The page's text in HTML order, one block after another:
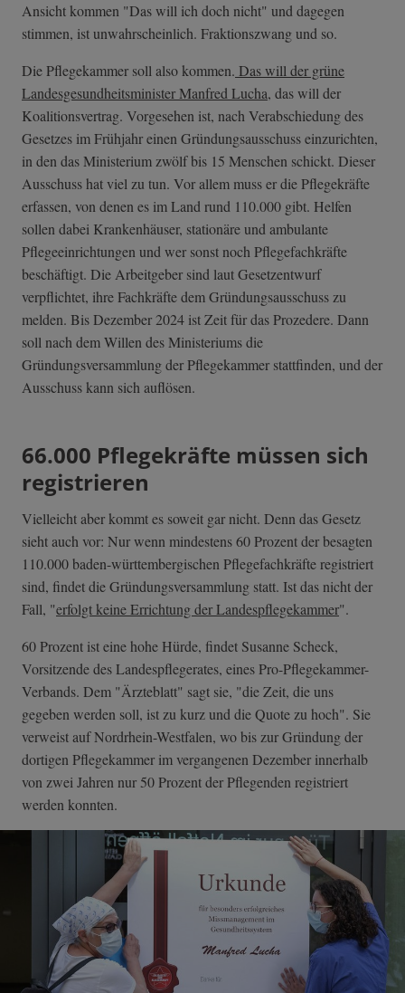
Ansicht kommen "Das will ich doch nicht" und dagegen
stimmen, ist unwahrscheinlich. Fraktionszwang und so.
Die Pflegekammer soll also kommen. Das will der grüne
Landesgesundheitsminister Manfred Lucha, das will der
Koalitionsvertrag. Vorgesehen ist, nach Verabschiedung des
Gesetzes im Frühjahr einen Gründungsausschuss einzurichten,
in den das Ministerium zwölf bis 15 Menschen schickt. Dieser
Ausschuss hat viel zu tun. Vor allem muss er die Pflegekräfte
erfassen, von denen es im Land rund 110.000 gibt. Helfen
sollen dabei Krankenhäuser, stationäre und ambulante
Pflegeeinrichtungen und wer sonst noch Pflegefachkräfte
beschäftigt. Die Arbeitgeber sind laut Gesetzentwurf
verpflichtet, ihre Fachkräfte dem Gründungsausschuss zu
melden. Bis Dezember 2024 ist Zeit für das Prozedere. Dann
soll nach dem Willen des Ministeriums die
Gründungsversammlung der Pflegekammer stattfinden, und der
Ausschuss kann sich auflösen.
66.000 Pflegekräfte müssen sich
registrieren
Vielleicht aber kommt es soweit gar nicht. Denn das Gesetz
sieht auch vor: Nur wenn mindestens 60 Prozent der besagten
110.000 baden-württembergischen Pflegefachkräfte registriert
sind, findet die Gründungsversammlung statt. Ist das nicht der
Fall, "erfolgt keine Errichtung der Landespflegekammer".
60 Prozent ist eine hohe Hürde, findet Susanne Scheck,
Vorsitzende des Landespflegerates, eines Pro-Pflegekammer-
Verbands. Dem "Ärzteblatt" sagt sie, "die Zeit, die uns
gegeben werden soll, ist zu kurz und die Quote zu hoch". Sie
verweist auf Nordrhein-Westfalen, wo bis zur Gründung der
dortigen Pflegekammer im vergangenen Dezember innerhalb
von zwei Jahren nur 50 Prozent der Pflegenden registriert
werden konnten.